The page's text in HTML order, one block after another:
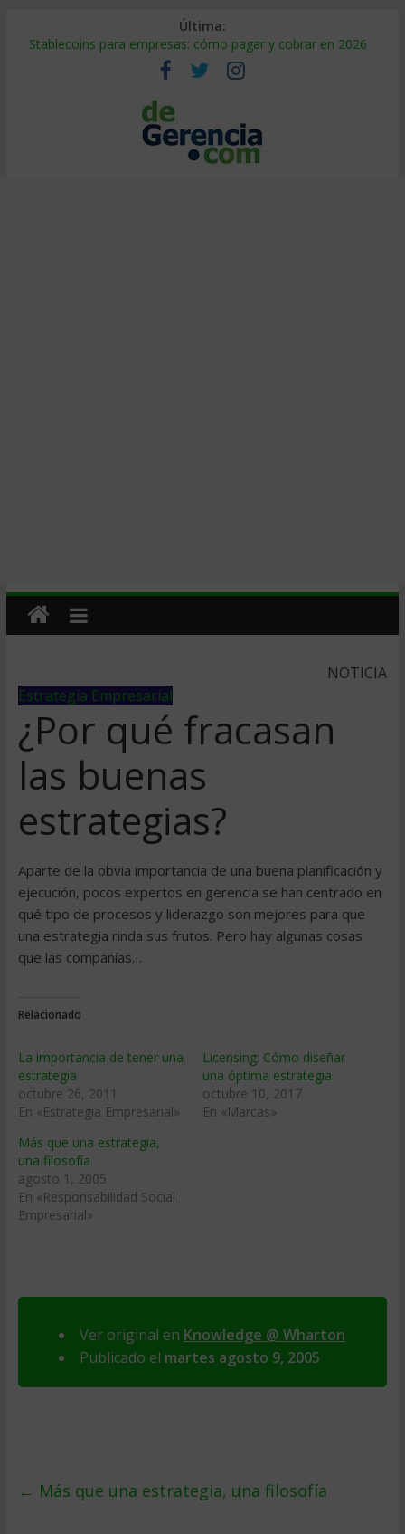
Última:
Stablecoins para empresas: cómo pagar y cobrar en 2026
Despido silencioso: qué es y por qué sale tan caro
IA en selección de personal: cómo auditarla a tiempo
Trabajo forzoso en la cadena de suministro: qué hacer
Mercado hispano de EE. UU.: cómo segmentarlo y venderle
NOTICIA
Estrategia Empresarial
¿Por qué fracasan
las buenas
estrategias?
Aparte de la obvia importancia de una buena planificación y
ejecución, pocos expertos en gerencia se han centrado en
qué tipo de procesos y liderazgo son mejores para que
una estrategia rinda sus frutos. Pero hay algunas cosas
que las compañías…
Relacionado
La importancia de tener una
estrategia
octubre 26, 2011
En «Estrategia Empresarial»
Licensing: Cómo diseñar
una óptima estrategia
octubre 10, 2017
En «Marcas»
Más que una estrategia,
una filosofía
agosto 1, 2005
En «Responsabilidad Social
Empresarial»
Ver original en Knowledge @ Wharton
Publicado el martes agosto 9, 2005
← Más que una estrategia, una filosofía